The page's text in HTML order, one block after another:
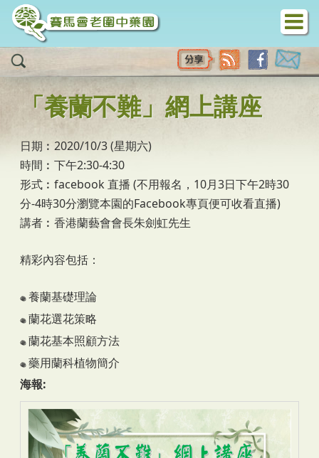
移至主內容
「養蘭不難」網上講座
日期︰2020/10/3 (星期六)
時間︰下午2:30-4:30
形式︰facebook 直播 (不用報名，10月3日下午2時30
分-4時30分瀏覽本園的Facebook專頁便可收看直播)
講者︰香港蘭藝會會長朱劍虹先生
精彩內容包括：
養蘭基礎理論
蘭花選花策略
蘭花基本照顧方法
藥用蘭科植物簡介
海報: